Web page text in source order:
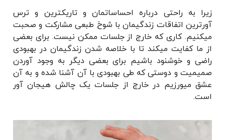
زیرا به راحتی درباره احساساتمان و تاریکترین و ترس
آورترین اتفاقات زندگیمان با شوخ طبعی مشارکت و صحبت
میکنیم. کاری که خارج از جلسات ممکن نیست. برای بعضی
از ما کفایت میکند تا با خلاصه شدن زندگیمان در بهبودی
راضی و خوشنود باشیم برای بعضی دیگر به وجود آوردن
صمیمیت و دوستی که طی بهبودی با آن آشنا شده و به آن
عشق میورزیم در خارج از جلسات یک چالش هیجان آور
است.